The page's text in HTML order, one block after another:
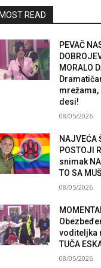
MOST READ
PEVAČ
MORALO
mrežama,
desi!
08/05/2026
NAJVEĆA
POSTOJI
snimak NA
TO SA
08/05/2026
voditeljka
TUČA
08/05/2026